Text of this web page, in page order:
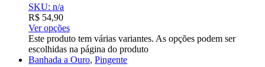
SKU: n/a
R$ 54,90
Ver opções
Este produto tem várias variantes. As opções podem ser
escolhidas na página do produto
Banhada a Ouro, Pingente